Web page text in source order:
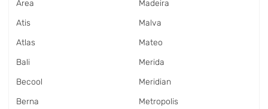
Area
Atis
Atlas
Bali
Becool
Berna
Madeira
Malva
Mateo
Merida
Meridian
Metropolis